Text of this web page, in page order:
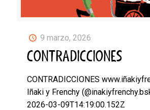
9 marzo, 2026
CONTRADICCIONES
CONTRADICCIONES
Iñaki y Frenchy
2026-03-09T14:19:00.152Z